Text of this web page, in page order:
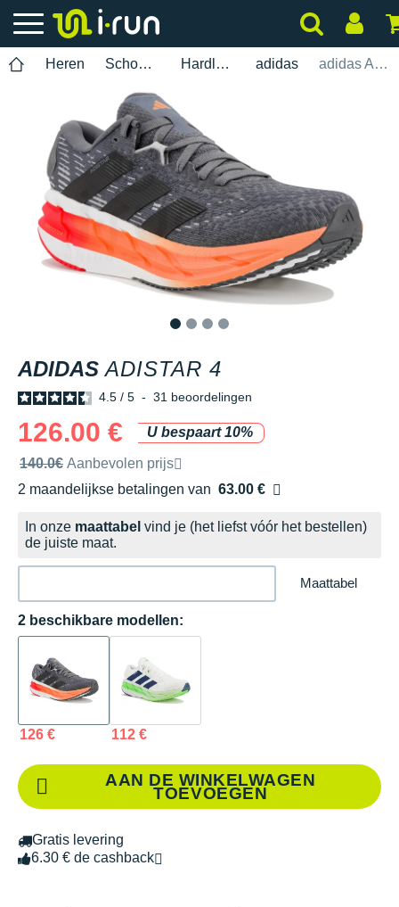
Heren Schoenen Hardlopen adidas adidas Adistar 4
ADIDAS ADISTAR 4
4.5 / 5 - 31 beoordelingen
126.00 €
U bespaart 10%
Door het merk aanbevolen verkoopprijs
140.0€ Aanbevolen prijs
2 maandelijkse betalingen van 63.00 €
zonder kosten
In onze maattabel vind je (het liefst vóór het bestellen)
de juiste maat.
Maattabel
2 beschikbare modellen:
126 € 112 €
AAN DE WINKELWAGEN
TOEVOEGEN
Gratis levering
6.30 € de cashback